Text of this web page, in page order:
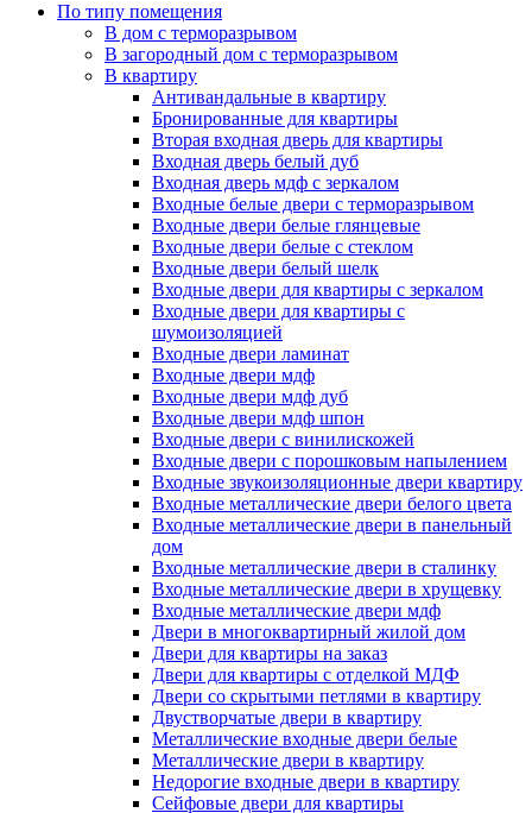
По типу помещения
В дом с терморазрывом
В загородный дом с терморазрывом
В квартиру
Антивандальные в квартиру
Бронированные для квартиры
Вторая входная дверь для квартиры
Входная дверь белый дуб
Входная дверь мдф с зеркалом
Входные белые двери с терморазрывом
Входные двери белые глянцевые
Входные двери белые с стеклом
Входные двери белый шелк
Входные двери для квартиры с зеркалом
Входные двери для квартиры с
шумоизоляцией
Входные двери ламинат
Входные двери мдф
Входные двери мдф дуб
Входные двери мдф шпон
Входные двери с винилискожей
Входные двери с порошковым напылением
Входные звукоизоляционные двери квартиру
Входные металлические двери белого цвета
Входные металлические двери в панельный
дом
Входные металлические двери в сталинку
Входные металлические двери в хрущевку
Входные металлические двери мдф
Двери в многоквартирный жилой дом
Двери для квартиры на заказ
Двери для квартиры с отделкой МДФ
Двери со скрытыми петлями в квартиру
Двустворчатые двери в квартиру
Металлические входные двери белые
Металлические двери в квартиру
Недорогие входные двери в квартиру
Сейфовые двери для квартиры